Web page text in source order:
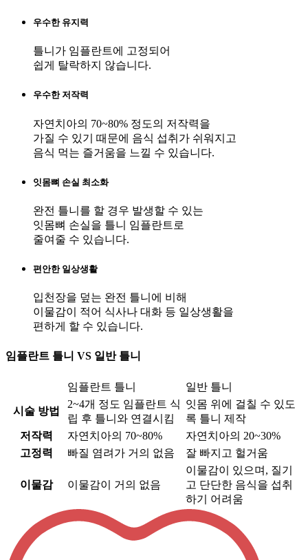
우수한 유지력
틀니가 임플란트에 고정되어
쉽게 탈락하지 않습니다.
우수한 저작력
자연치아의 70~80% 정도의 저작력을
가질 수 있기 때문에 음식 섭취가 쉬워지고
음식 먹는 즐거움을 느낄 수 있습니다.
잇몸뼈 손실 최소화
완전 틀니를 할 경우 발생할 수 있는
잇몸뼈 손실을 틀니 임플란트로
줄여줄 수 있습니다.
편안한 일상생활
입천장을 덮는 완전 틀니에 비해
이물감이 적어 식사나 대화 등 일상생활을
편하게 할 수 있습니다.
임플란트 틀니 VS 일반 틀니
임플란트 틀니 일반 틀니
시술 방법
2~4개 정도 임플란트 식
립 후 틀니와 연결시킴
잇몸 위에 걸칠 수 있도
록 틀니 제작
저작력
자연치아의 70~80%
자연치아의 20~30%
고정력
빠질 염려가 거의 없음 잘 빠지고 헐거움
이물감 이물감이 거의 없음
이물감이 있으며, 질기
고 단단한 음식을 섭취
하기 어려움